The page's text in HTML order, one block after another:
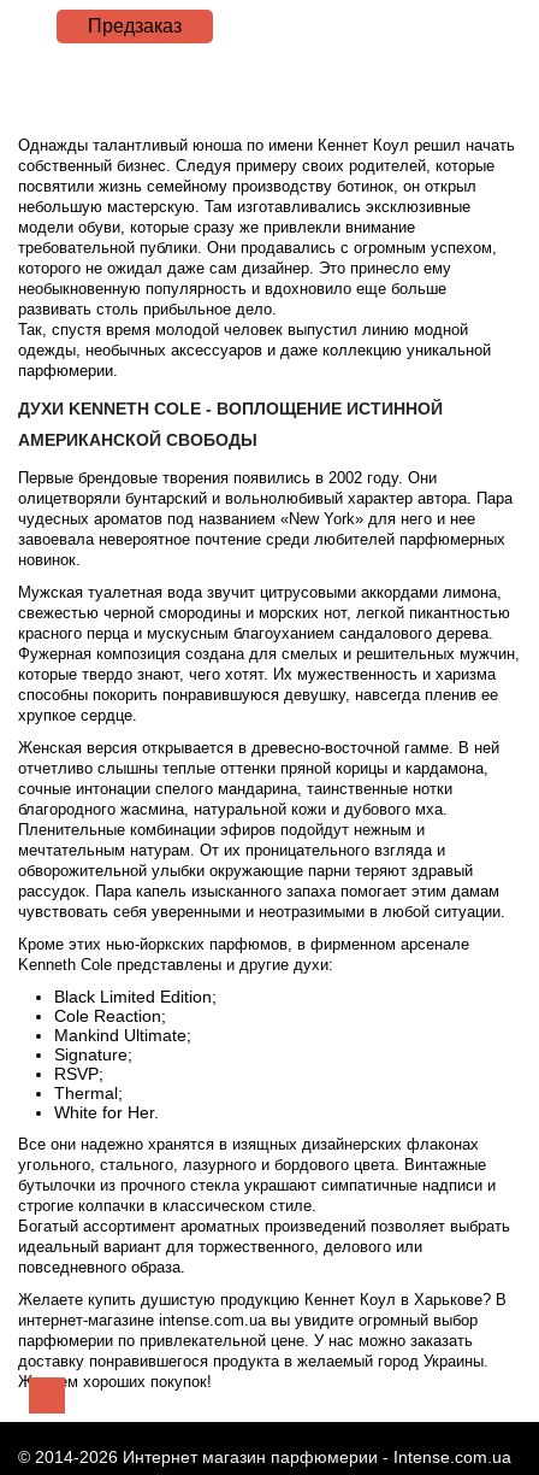
Предзаказ
Однажды талантливый юноша по имени Кеннет Коул решил начать
собственный бизнес. Следуя примеру своих родителей, которые
посвятили жизнь семейному производству ботинок, он открыл
небольшую мастерскую. Там изготавливались эксклюзивные
модели обуви, которые сразу же привлекли внимание
требовательной публики. Они продавались с огромным успехом,
которого не ожидал даже сам дизайнер. Это принесло ему
необыкновенную популярность и вдохновило еще больше
развивать столь прибыльное дело.
Так, спустя время молодой человек выпустил линию модной
одежды, необычных аксессуаров и даже коллекцию уникальной
парфюмерии.
ДУХИ KENNETH COLE - ВОПЛОЩЕНИЕ ИСТИННОЙ
АМЕРИКАНСКОЙ СВОБОДЫ
Первые брендовые творения появились в 2002 году. Они
олицетворяли бунтарский и вольнолюбивый характер автора. Пара
чудесных ароматов под названием «New York» для него и нее
завоевала невероятное почтение среди любителей парфюмерных
новинок.
Мужская туалетная вода звучит цитрусовыми аккордами лимона,
свежестью черной смородины и морских нот, легкой пикантностью
красного перца и мускусным благоуханием сандалового дерева.
Фужерная композиция создана для смелых и решительных мужчин,
которые твердо знают, чего хотят. Их мужественность и харизма
способны покорить понравившуюся девушку, навсегда пленив ее
хрупкое сердце.
Женская версия открывается в древесно-восточной гамме. В ней
отчетливо слышны теплые оттенки пряной корицы и кардамона,
сочные интонации спелого мандарина, таинственные нотки
благородного жасмина, натуральной кожи и дубового мха.
Пленительные комбинации эфиров подойдут нежным и
мечтательным натурам. От их проницательного взгляда и
обворожительной улыбки окружающие парни теряют здравый
рассудок. Пара капель изысканного запаха помогает этим дамам
чувствовать себя уверенными и неотразимыми в любой ситуации.
Кроме этих нью-йоркских парфюмов, в фирменном арсенале
Kenneth Cole представлены и другие духи:
Black Limited Edition;
Cole Reaction;
Mankind Ultimate;
Signature;
RSVP;
Thermal;
White for Her.
Все они надежно хранятся в изящных дизайнерских флаконах
угольного, стального, лазурного и бордового цвета. Винтажные
бутылочки из прочного стекла украшают симпатичные надписи и
строгие колпачки в классическом стиле.
Богатый ассортимент ароматных произведений позволяет выбрать
идеальный вариант для торжественного, делового или
повседневного образа.
Желаете купить душистую продукцию Кеннет Коул в Харькове? В
интернет-магазине intense.com.ua вы увидите огромный выбор
парфюмерии по привлекательной цене. У нас можно заказать
доставку понравившегося продукта в желаемый город Украины.
Желаем хороших покупок!
© 2014-2026 Интернет магазин парфюмерии - Intense.com.ua